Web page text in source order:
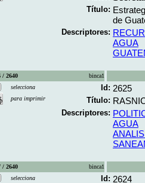
Título:
de
Descriptores:
AGUA
/ 2640
binca1
selecciona
para imprimir
Id: 2625
Título:
Descriptores:
AGUA
/ 2640
binca1
selecciona
Id: 2624